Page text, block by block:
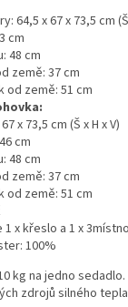
64,5 x 67 x 73,5 cm (Š
cm
48 cm
země: 37 cm
od země: 51 cm
x 73,5 cm (Š x H x V)
cm
48 cm
země: 37 cm
od země: 51 cm
1 x křeslo a 1 x
100%
kg na jedno
zdrojů silného